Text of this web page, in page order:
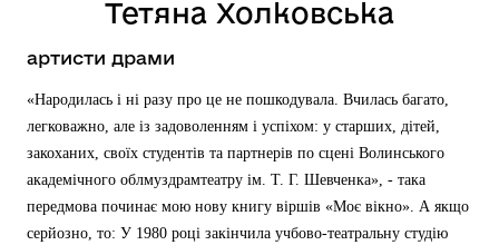
Тетяна Холковська
артисти драми
«Народилась і ні разу про це не пошкодувала. Вчилась багато,
легковажно, але із задоволенням і успіхом: у старших, дітей,
закоханих, своїх студентів та партнерів по сцені Волинського
академічного облмуздрамтеатру ім. Т. Г. Шевченка», - така
передмова починає мою нову книгу віршів «Моє вікно». А якщо
серйозно, то: У 1980 році закінчила учбово-театральну студію